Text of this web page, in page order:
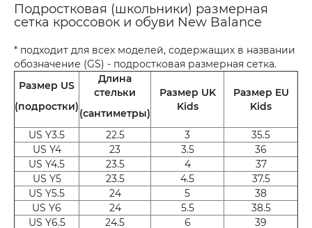
Подростковая (школьники) размерная
сетка кроссовок и обуви New Balance
* подходит для всех моделей, содержащих в названии
обозначение (GS) - подростковая размерная сетка.
Размер US
(подростки)
Длина
стельки
(сантиметры)
Размер UK
Kids
Размер EU
Kids
US Y3.5 22.5 3
35.5
US Y4
23 3.5
36
US Y4.5
23.5 4
37
US Y5
23.5 4.5
37.5
US Y5.5
24 5
38
US Y6
24 5.5
38.5
US Y6.5
24.5 6
39